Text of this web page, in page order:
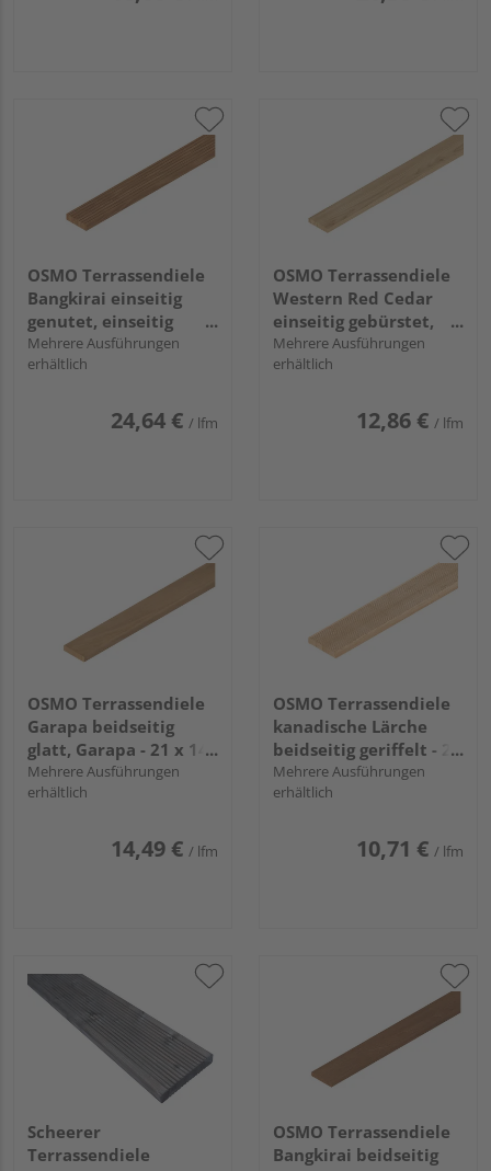
OSMO Terrassendiele
Bangkirai einseitig
genutet, einseitig
glatt, Bangkirai - 38 x
145 mm
Mehrere Ausführungen
erhältlich
24,64 € / lfm
OSMO Terrassendiele
Western Red Cedar
einseitig gebürstet,
einseitig glatt - 27 x
143 mm
Mehrere Ausführungen
erhältlich
12,86 € / lfm
OSMO Terrassendiele
Garapa beidseitig
glatt, Garapa - 21 x 145
mm
Mehrere Ausführungen
erhältlich
14,49 € / lfm
OSMO Terrassendiele
kanadische Lärche
beidseitig geriffelt - 27
x 143 mm
Mehrere Ausführungen
erhältlich
10,71 € / lfm
Scheerer
Terrassendiele
OSMO Terrassendiele
Bangkirai beidseitig